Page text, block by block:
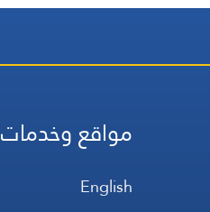
مواقع وخدمات
English